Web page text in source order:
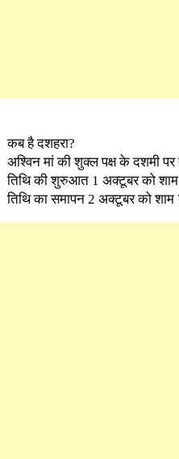
कब है दशहरा?
अश्विन मां की शुक्ल पक्ष के दशमी
तिथि की शुरुआत 1 अक्टूबर को शाम
तिथि का समापन 2 अक्टूबर को शाम